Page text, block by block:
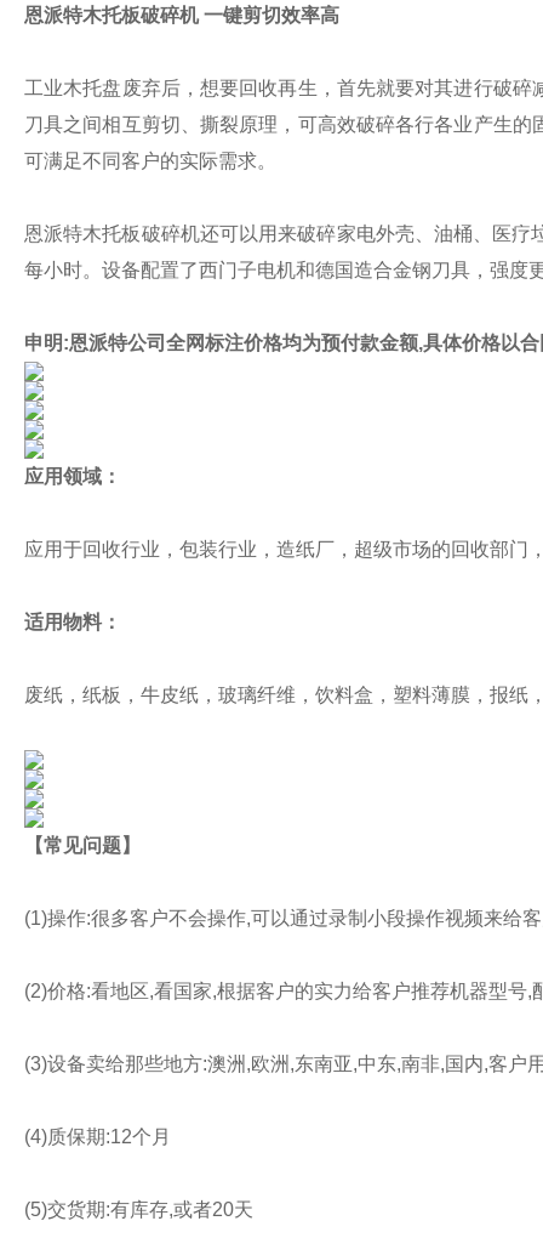
恩派特木托板破碎机 一键剪切效率高
工业木托盘废弃后，想要回收再生，首先就要对其进行破
刀具之间相互剪切、撕裂原理，可高效破碎各行各业产生
可满足不同客户的实际需求。
恩派特木托板破碎机还可以用来破碎家电外壳、油桶、医
每小时。设备配置了西门子电机和德国造合金钢刀具，强
申明:恩派特公司全网标注价格均为预付款金额,具体价格以
应用领域：
应用于回收行业，包装行业，造纸厂，超级市场的回收部门
适用物料：
废纸，纸板，牛皮纸，玻璃纤维，饮料盒，塑料薄膜，报纸
【常见问题】
(1)操作:很多客户不会操作,可以通过录制小段操作视频来给
(2)价格:看地区,看国家,根据客户的实力给客户推荐机器型号,
(3)设备卖给那些地方:澳洲,欧洲,东南亚,中东,南非,国内,客户
(4)质保期:12个月
(5)交货期:有库存,或者20天